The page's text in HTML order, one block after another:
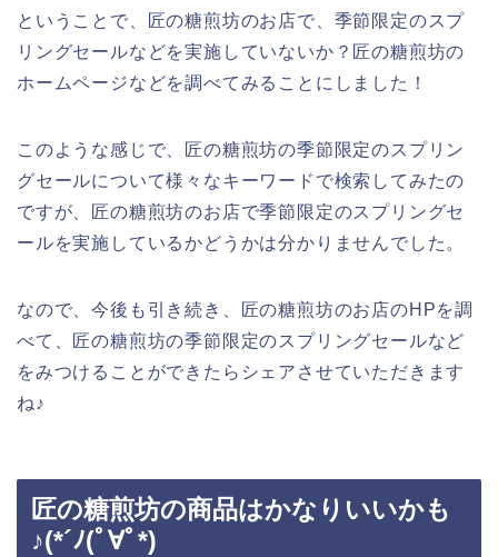
ということで、匠の糖煎坊のお店で、季節限定のスプ
リングセールなどを実施していないか？匠の糖煎坊の
ホームページなどを調べてみることにしました！
このような感じで、匠の糖煎坊の季節限定のスプリン
グセールについて様々なキーワードで検索してみたの
ですが、匠の糖煎坊のお店で季節限定のスプリングセ
ールを実施しているかどうかは分かりませんでした。
なので、今後も引き続き、匠の糖煎坊のお店のHPを調
べて、匠の糖煎坊の季節限定のスプリングセールなど
をみつけることができたらシェアさせていただきます
ね♪
匠の糖煎坊の商品はかなりいいかも
♪(*´ﾉ(ﾟ∀ﾟ*)